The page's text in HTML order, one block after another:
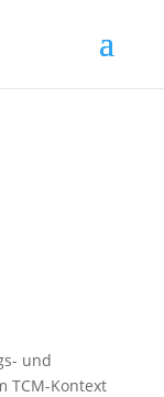
und
TCM-Kontext